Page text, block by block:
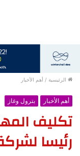
الرئيسية / أهم الأخبار
أهم الأخبار بترول وغاز
تكليف
رئيسا